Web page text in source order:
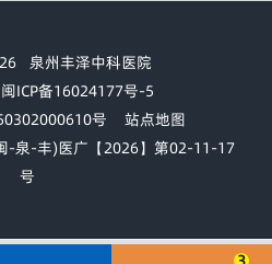
泉州丰泽中科医院
ICP备16024177号-5
号
站点地图
-泉-丰)医广【2026】第02-11-17
号